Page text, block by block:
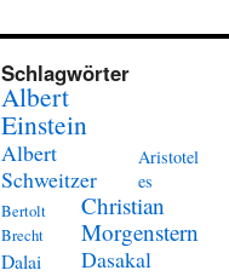
Schlagwörter
Albert
Einstein
Albert
Schweitzer
Aristotel
es
Bertolt
Brecht
Christian
Morgenstern
Dalai
Dasakal